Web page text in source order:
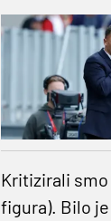
Kritizirali smo
figura). Bilo